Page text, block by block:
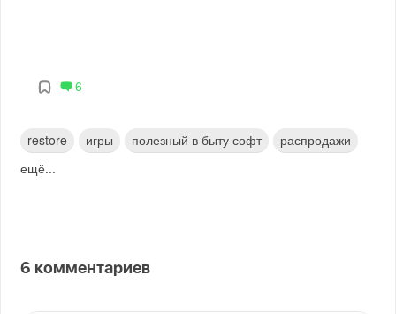
6
restore игры полезный в быту софт
распродажи
ещё...
6 комментариев